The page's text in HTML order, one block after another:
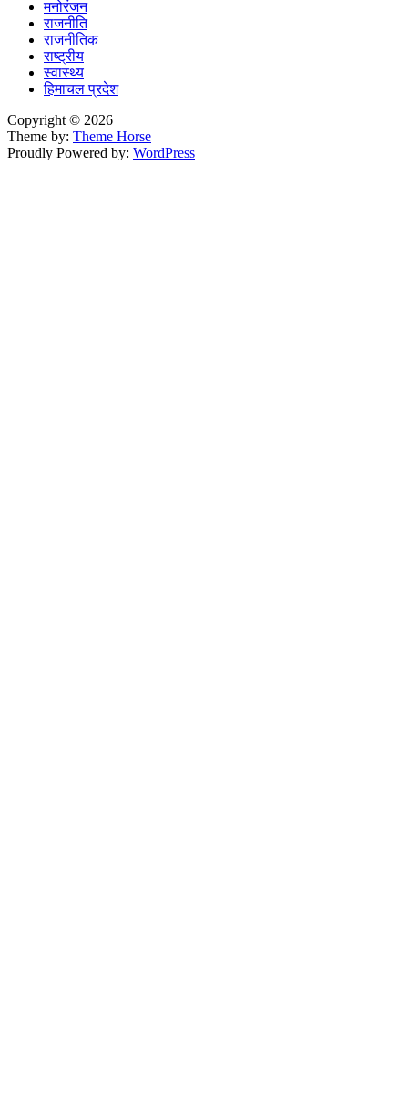
मनोरंजन
राजनीति
राजनीतिक
राष्ट्रीय
स्वास्थ्य
हिमाचल प्रदेश
Copyright © 2026
Theme by: Theme Horse
Proudly Powered by: WordPress